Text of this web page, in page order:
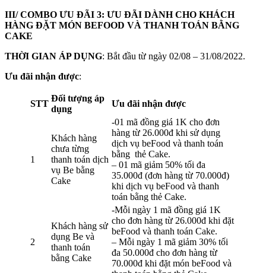
III/ COMBO ƯU ĐÃI 3: ƯU ĐÃI DÀNH CHO KHÁCH
HÀNG ĐẶT MÓN BEFOOD VÀ THANH TOÁN BẰNG
CAKE
THỜI GIAN ÁP DỤNG: Bắt đầu từ ngày 02/08 – 31/08/2022.
Ưu đãi nhận được:
STT
Đối tượng áp
dụng
Ưu đãi nhận được
1
Khách hàng
chưa từng
thanh toán dịch
vụ Be bằng
Cake
-01 mã đồng giá 1K cho đơn
hàng từ 26.000đ khi sử dụng
dịch vụ beFood và thanh toán
bằng thẻ Cake.
– 01 mã giảm 50% tối đa
35.000đ (đơn hàng từ 70.000đ)
khi dịch vụ beFood và thanh
toán bằng thẻ Cake.
2
Khách hàng sử
dụng Be và
thanh toán
bằng Cake
-Mỗi ngày 1 mã đồng giá 1K
cho đơn hàng từ 26.000đ khi đặt
beFood và thanh toán Cake.
– Mỗi ngày 1 mã giảm 30% tối
đa 50.000đ cho đơn hàng từ
70.000đ khi đặt món beFood và